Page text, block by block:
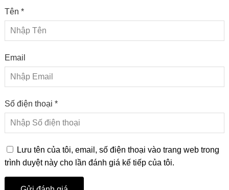
Tên *
Email
Số điện thoại *
Lưu tên của tôi, email, số điện thoại vào trang web trong
trình duyệt này cho lần đánh giá kế tiếp của tôi.